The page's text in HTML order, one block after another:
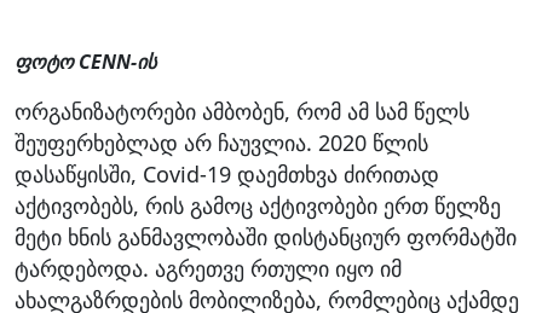
ფოტო CENN-ის
ორგანიზატორები ამბობენ, რომ ამ სამ წელს
შეუფერხებლად არ ჩაუვლია. 2020 წლის
დასაწყისში, Covid-19 დაემთხვა ძირითად
აქტივობებს, რის გამოც აქტივობები ერთ წელზე
მეტი ხნის განმავლობაში დისტანციურ ფორმატში
ტარდებოდა. აგრეთვე რთული იყო იმ
ახალგაზრდების მობილიზება, რომლებიც აქამდე